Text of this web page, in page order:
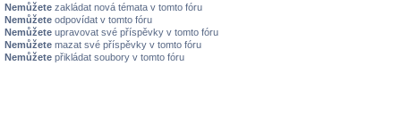
Nemůžete zakládat nová témata v tomto fóru
Nemůžete odpovídat v tomto fóru
Nemůžete upravovat své příspěvky v tomto fóru
Nemůžete mazat své příspěvky v tomto fóru
Nemůžete přikládat soubory v tomto fóru